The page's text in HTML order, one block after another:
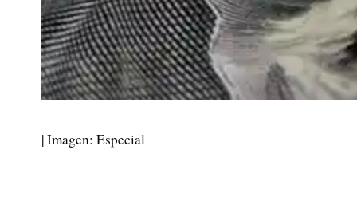
| Imagen: Especial